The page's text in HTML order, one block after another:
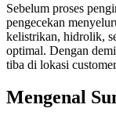
Sebelum proses
pengecekan
kelistrikan, hidrolik,
optimal. Dengan
tiba di lokasi
Mengenal